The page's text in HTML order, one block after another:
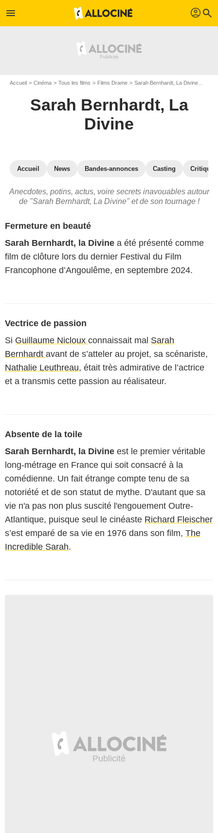
menu profil search
Accueil Cinéma Tous les films Films Drame Sarah Bernhardt, La Divine
Sarah Bernhardt, La
Divine
Accueil News Bandes-annonces Casting
Anecdotes, potins, actus, voire secrets inavouables autour
de "Sarah Bernhardt, La Divine" et de son tournage !
Fermeture en beauté
Sarah Bernhardt, la Divine a été présenté comme
film de clôture lors du dernier Festival du Film
Francophone d’Angoulême, en septembre 2024.
Vectrice de passion
Si Guillaume Nicloux connaissait mal Sarah
Bernhardt avant de s’atteler au projet, sa scénariste,
Nathalie Leuthreau, était très admirative de l’actrice
et a transmis cette passion au réalisateur.
Absente de la toile
Sarah Bernhardt, la Divine est le premier véritable
long-métrage en France qui soit consacré à la
comédienne. Un fait étrange compte tenu de sa
notoriété et de son statut de mythe. D'autant que sa
vie n'a pas non plus suscité l'engouement Outre-
Atlantique, puisque seul le cinéaste Richard Fleischer
s’est emparé de sa vie en 1976 dans son film, The
Incredible Sarah.